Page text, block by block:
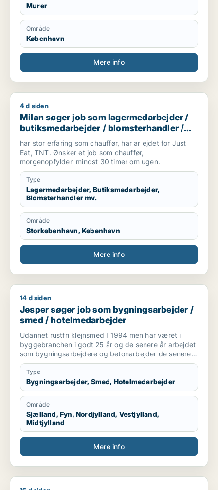
Murer
Område
København
Mere info
Milan søger job som lagermedarbejder /
4 d siden
Milan søger job som lagermedarbejder /
butiksmedarbejder / blomsterhandler /
chauffør
har stor erfaring som chauffør, har ar ejdet for Just
Eat, TNT. Ønsker et job som chauffør,
morgenopfylder, mindst 30 timer om ugen.
Type
Lagermedarbejder, Butiksmedarbejder,
Blomsterhandler mv.
Område
Storkøbenhavn, København
Mere info
Jesper søger job som bygningsarbejder / smed /
14 d siden
Jesper søger job som bygningsarbejder /
smed / hotelmedarbejder
Udannet rustfri klejnsmed I 1994 men har været i
byggebranchen i godt 25 år og de senere år arbejdet
som bygningsarbejdere og betonarbejder de senere
år som kranfører som jeg er pt.
Type
Bygningsarbejder, Smed, Hotelmedarbejder
Område
Sjælland, Fyn, Nordjylland, Vestjylland,
Midtjylland
Mere info